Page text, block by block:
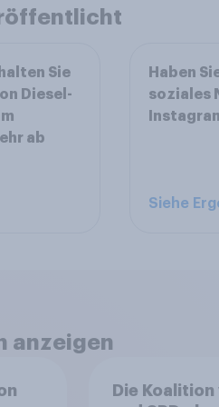
Sie
Diesel-
ab
Haben
soziales
Siehe
anzeigen
Die Koalition